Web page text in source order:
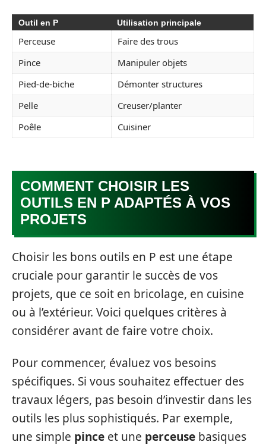
Outil en P Utilisation principale
Perceuse
Faire des trous
Pince
Manipuler objets
Pied-de-biche
Démonter structures
Pelle
Creuser/planter
Poêle
Cuisiner
COMMENT CHOISIR LES
OUTILS EN P ADAPTÉS À VOS
PROJETS
Choisir les bons outils en P est une étape
cruciale pour garantir le succès de vos
projets, que ce soit en bricolage, en cuisine
ou à l’extérieur. Voici quelques critères à
considérer avant de faire votre choix.
Pour commencer, évaluez vos besoins
spécifiques. Si vous souhaitez effectuer des
travaux légers, pas besoin d’investir dans les
outils les plus sophistiqués. Par exemple,
une simple pince et une perceuse basiques